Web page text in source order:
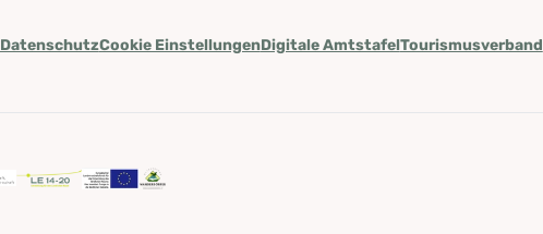
DatenschutzCookie EinstellungenDigitale AmtstafelTourismusverband